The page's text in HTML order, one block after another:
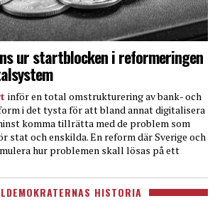
ur startblocken i reformeringen
inför en total omstrukturering av bank- och
i det tysta för att bland annat digitalisera
komma tillrätta med de problem som
stat och enskilda. En reform där Sverige och
hur problemen skall lösas på ett
HISTORIA